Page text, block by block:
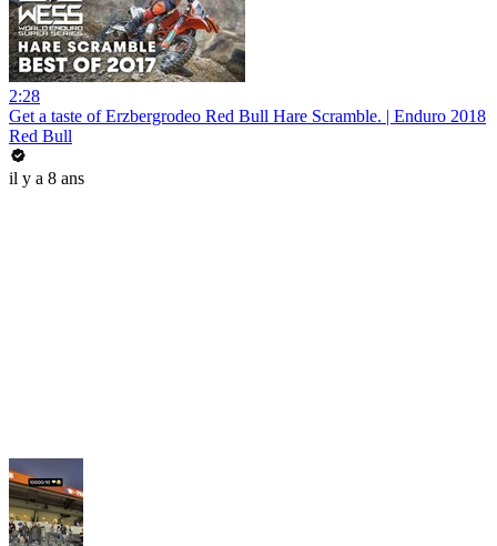
2:28
Get a taste of Erzbergrodeo Red Bull Hare Scramble. | Enduro 2018
Red Bull
il y a 8 ans